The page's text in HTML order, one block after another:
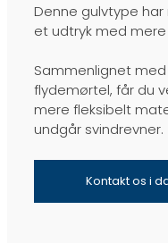
Denne gulvtype
et udtryk med
Sammenlignet
flydemørtel, får du
mere fleksibelt
undgår svindrevner.
Kontakt os i